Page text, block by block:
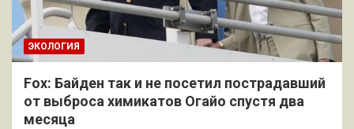
ЭКОЛОГИЯ
Fox: Байден так и не посетил пострадавший
от выброса химикатов Огайо спустя два
месяца